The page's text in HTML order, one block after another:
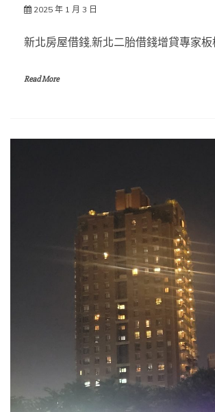
2025 年 1 月 3 日
新北房屋借錢,新北二胎借錢增貸專家
Read More